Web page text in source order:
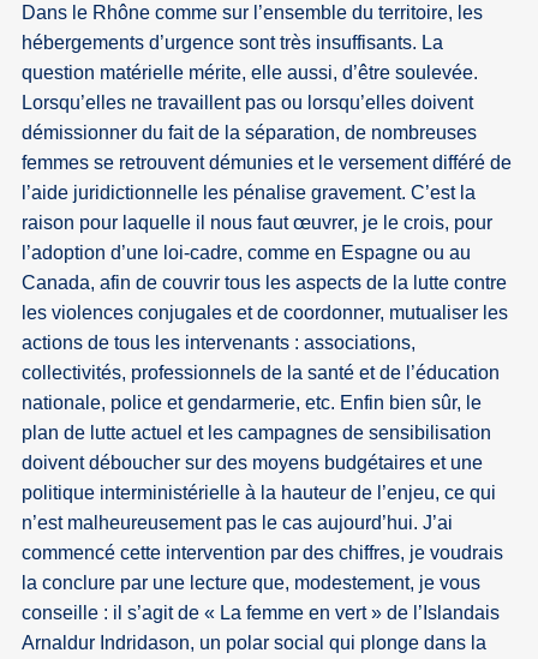
Dans le Rhône comme sur l’ensemble du territoire, les
hébergements d’urgence sont très insuffisants. La
question matérielle mérite, elle aussi, d’être soulevée.
Lorsqu’elles ne travaillent pas ou lorsqu’elles doivent
démissionner du fait de la séparation, de nombreuses
femmes se retrouvent démunies et le versement différé de
l’aide juridictionnelle les pénalise gravement. C’est la
raison pour laquelle il nous faut œuvrer, je le crois, pour
l’adoption d’une loi-cadre, comme en Espagne ou au
Canada, afin de couvrir tous les aspects de la lutte contre
les violences conjugales et de coordonner, mutualiser les
actions de tous les intervenants : associations,
collectivités, professionnels de la santé et de l’éducation
nationale, police et gendarmerie, etc. Enfin bien sûr, le
plan de lutte actuel et les campagnes de sensibilisation
doivent déboucher sur des moyens budgétaires et une
politique interministérielle à la hauteur de l’enjeu, ce qui
n’est malheureusement pas le cas aujourd’hui. J’ai
commencé cette intervention par des chiffres, je voudrais
la conclure par une lecture que, modestement, je vous
conseille : il s’agit de « La femme en vert » de l’Islandais
Arnaldur Indridason, un polar social qui plonge dans la